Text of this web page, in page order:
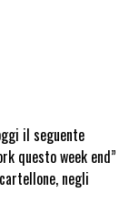
il seguente
questo week end”
negli